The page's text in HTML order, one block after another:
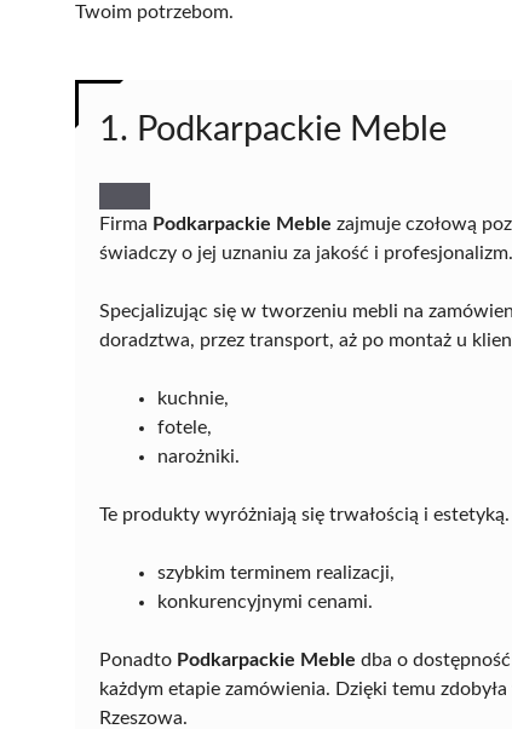
Twoim potrzebom.
1. Podkarpackie Meble
Firma Podkarpackie Meble zajmuje czołową
świadczy o jej uznaniu za jakość i profesjonalizm.
Specjalizując się w tworzeniu mebli na
doradztwa, przez transport, aż po montaż u
kuchnie,
fotele,
narożniki.
Te produkty wyróżniają się trwałością i
szybkim terminem realizacji,
konkurencyjnymi cenami.
Ponadto Podkarpackie Meble dba o
każdym etapie zamówienia. Dzięki temu
Rzeszowa.